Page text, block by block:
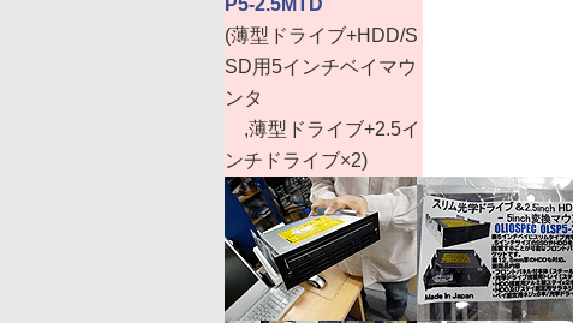
P5-2.5MTD
(薄型ドライブ+HDD/S
SD用5インチベイマウ
ンタ
,薄型ドライブ+2.5イ
ンチドライブ×2)